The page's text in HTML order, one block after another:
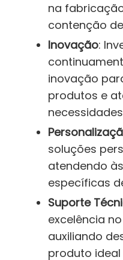
na
contenção
Inovação:
inovação
produtos e
soluções
atendendo
específicas
Suporte
excelência
auxiliando
produto